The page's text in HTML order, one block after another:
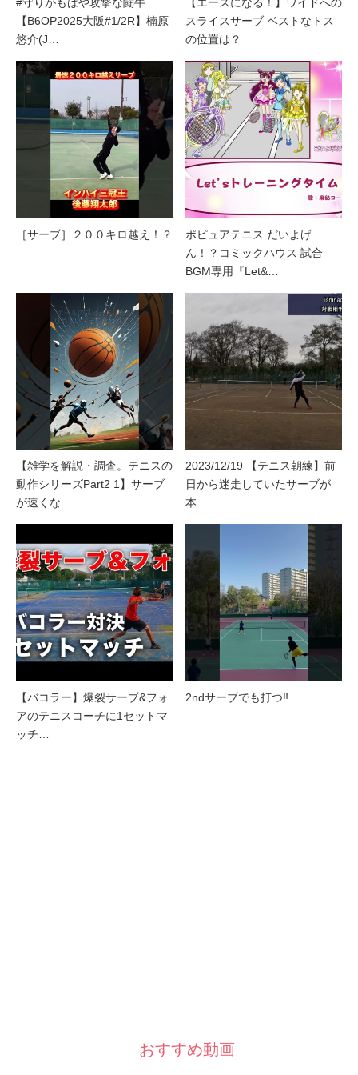
#守りがもはや攻撃な闘牛
【B6OP2025大阪#1/2R】楠原
悠介(J…
【エースになる！】ワイドへの
スライスサーブ ベストなトス
の位置は？
［サーブ］２００キロ越え！？
ポピュアテニス だいよげ
ん！？コミックハウス 試合
BGM専用『Let&…
【雑学を解説・調査。テニスの
動作シリーズPart2 1】サーブ
が速くな…
2023/12/19 【テニス朝練】前
日から迷走していたサーブが
本…
【バコラー】爆裂サーブ&フォ
アのテニスコーチに1セットマ
ッチ…
2ndサーブでも打つ‼️
おすすめ動画